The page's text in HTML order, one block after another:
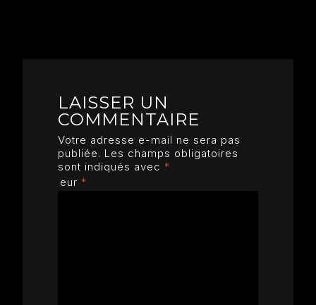
LAISSER UN
COMMENTAIRE
Votre adresse e-mail ne sera pas
publiée. Les champs obligatoires
sont indiqués avec *
eur *